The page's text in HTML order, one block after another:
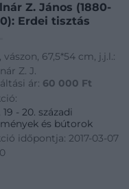
Z. János (1880-
Erdei tisztás
vászon, 67,5*54 cm, j.j.l.:
Z. J.
ár: 60 000 Ft
19 - 20. századi
és bútorok
időpontja: 2017-03-07